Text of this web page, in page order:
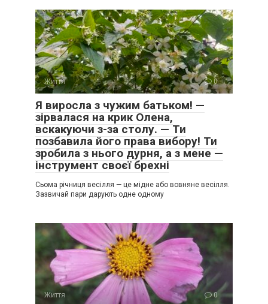
Життя 0
Я виросла з чужим батьком! —
зірвалася на крик Олена,
вскакуючи з-за столу. — Ти
позбавила його права вибору! Ти
зробила з нього дурня, а з мене —
інструмент своєї брехні
Сьома річниця весілля — це мідне або вовняне весілля.
Зазвичай пари дарують одне одному
Життя 0